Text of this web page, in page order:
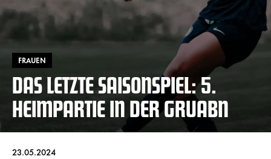
FRAUEN
DAS LETZTE SAISONSPIEL: 5.
HEIMPARTIE IN DER GRUABN
23.05.2024